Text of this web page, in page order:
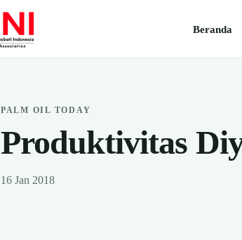
Beranda
PALM OIL TODAY
Produktivitas
16 Jan 2018